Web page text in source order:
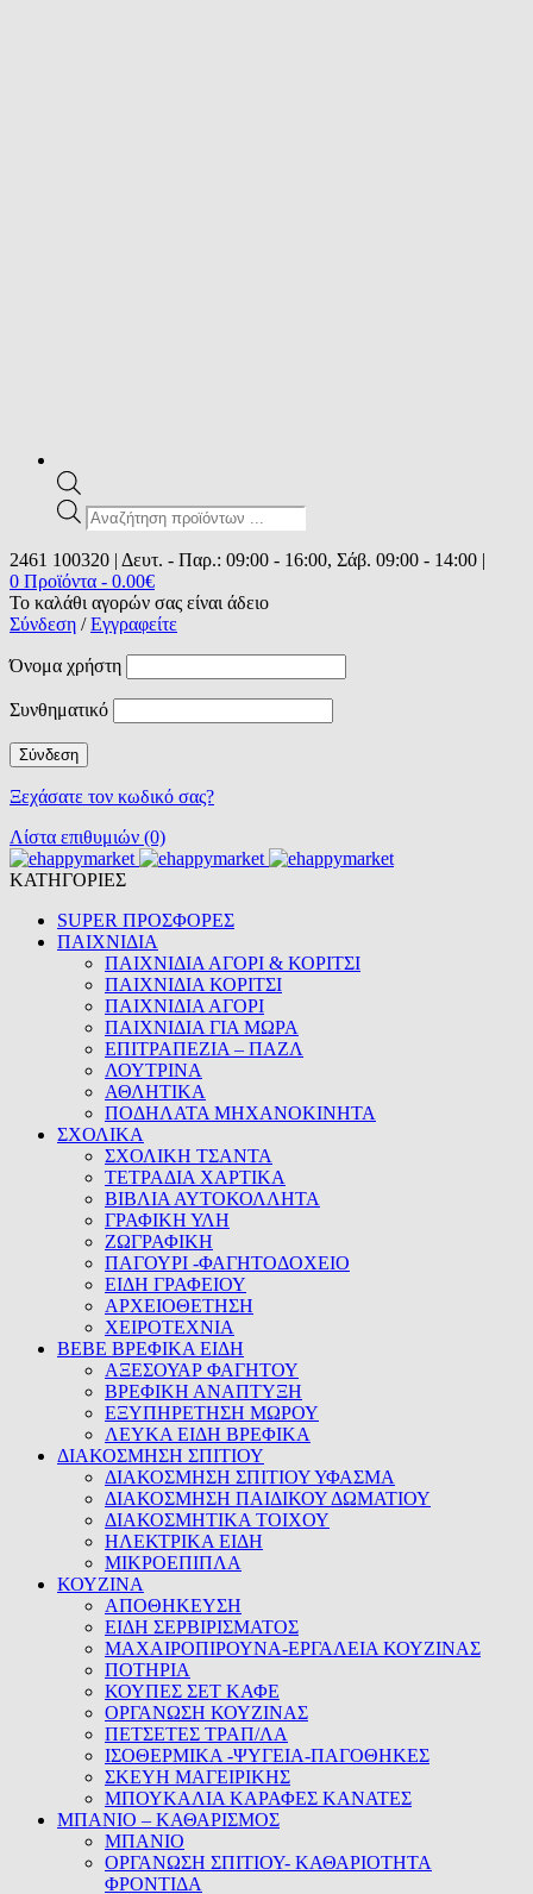
Products
search
2461 100320 | Δευτ. - Παρ.: 09:00 - 16:00, Σάβ. 09:00 - 14:00 |
0 Προϊόντα - 0.00€
Το καλάθι αγορών σας είναι άδειο
Σύνδεση /Εγγραφείτε
Όνομα χρήστη
Συνθηματικό
Ξεχάσατε τον κωδικό σας?
Λίστα επιθυμιών (0)
ΚΑΤΗΓΟΡΙΕΣ
SUPER ΠΡΟΣΦΟΡΕΣ
ΠΑΙΧΝΙΔΙΑ
ΠΑΙΧΝΙΔΙΑ ΑΓΟΡΙ & ΚΟΡΙΤΣΙ
ΠΑΙΧΝΙΔΙΑ ΚΟΡΙΤΣΙ
ΠΑΙΧΝΙΔΙΑ ΑΓΟΡΙ
ΠΑΙΧΝΙΔΙΑ ΓΙΑ ΜΩΡΑ
ΕΠΙΤΡΑΠΕΖΙΑ – ΠΑΖΛ
ΛΟΥΤΡΙΝΑ
ΑΘΛΗΤΙΚΑ
ΠΟΔΗΛΑΤΑ ΜΗΧΑΝΟΚΙΝΗΤΑ
ΣΧΟΛΙΚΑ
ΣΧΟΛΙΚΗ ΤΣΑΝΤΑ
ΤΕΤΡΑΔΙΑ ΧΑΡΤΙΚΑ
ΒΙΒΛΙΑ ΑΥΤΟΚΟΛΛΗΤΑ
ΓΡΑΦΙΚΗ ΥΛΗ
ΖΩΓΡΑΦΙΚΗ
ΠΑΓΟΥΡΙ -ΦΑΓΗΤΟΔΟΧΕΙΟ
ΕΙΔΗ ΓΡΑΦΕΙΟΥ
ΑΡΧΕΙΟΘΕΤΗΣΗ
ΧΕΙΡΟΤΕΧΝΙΑ
BEBE ΒΡΕΦΙΚΑ ΕΙΔΗ
ΑΞΕΣΟΥΑΡ ΦΑΓΗΤΟΥ
ΒΡΕΦΙΚΗ ΑΝΑΠΤΥΞΗ
ΕΞΥΠΗΡΕΤΗΣΗ ΜΩΡΟΥ
ΛΕΥΚΑ ΕΙΔΗ ΒΡΕΦΙΚΑ
ΔΙΑΚΟΣΜΗΣΗ ΣΠΙΤΙΟΥ
ΔΙΑΚΟΣΜΗΣΗ ΣΠΙΤΙΟΥ ΥΦΑΣΜΑ
ΔΙΑΚΟΣΜΗΣΗ ΠΑΙΔΙΚΟΥ ΔΩΜΑΤΙΟΥ
ΔΙΑΚΟΣΜΗΤΙΚΑ ΤΟΙΧΟΥ
ΗΛΕΚΤΡΙΚΑ ΕΙΔΗ
ΜΙΚΡΟΕΠΙΠΛΑ
ΚΟΥΖΙΝΑ
ΑΠΟΘΗΚΕΥΣΗ
ΕΙΔΗ ΣΕΡΒΙΡΙΣΜΑΤΟΣ
ΜΑΧΑΙΡΟΠΙΡΟΥΝΑ-ΕΡΓΑΛΕΙΑ ΚΟΥΖΙΝΑΣ
ΠΟΤΗΡΙΑ
ΚΟΥΠΕΣ ΣΕΤ ΚΑΦΕ
ΟΡΓΑΝΩΣΗ ΚΟΥΖΙΝΑΣ
ΠΕΤΣΕΤΕΣ ΤΡΑΠ/ΛΑ
ΙΣΟΘΕΡΜΙΚΑ -ΨΥΓΕΙΑ-ΠΑΓΟΘΗΚΕΣ
ΣΚΕΥΗ ΜΑΓΕΙΡΙΚΗΣ
ΜΠΟΥΚΑΛΙΑ ΚΑΡΑΦΕΣ ΚΑΝΑΤΕΣ
ΜΠΑΝΙΟ – ΚΑΘΑΡΙΣΜΟΣ
ΜΠΑΝΙΟ
ΟΡΓΑΝΩΣΗ ΣΠΙΤΙΟΥ- ΚΑΘΑΡΙΟΤΗΤΑ
ΦΡΟΝΤΙΔΑ